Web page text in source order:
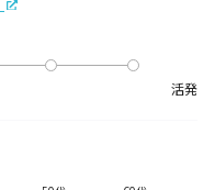
活発